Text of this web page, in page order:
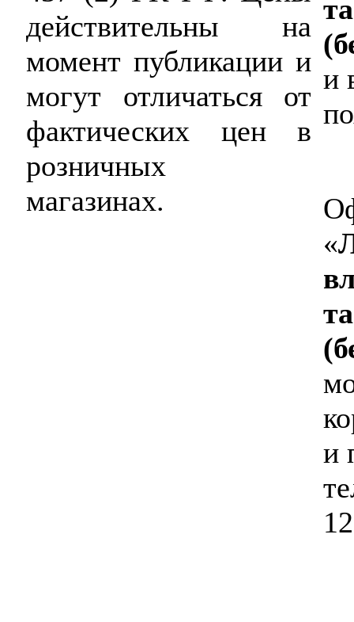
действительны на
момент публикации и
могут отличаться от
фактических цен в
розничных
магазинах.
и
«
и